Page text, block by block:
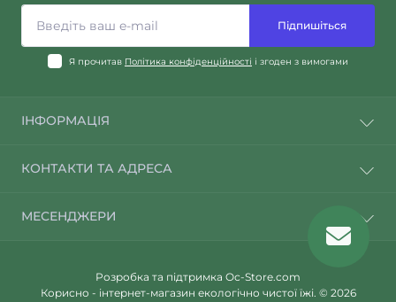
Підпишіться
Я прочитав Політика конфіденційності і згоден з вимогами
ІНФОРМАЦІЯ
Трошки про нас
Політика конфіденційності
Карта сайту
КОНТАКТИ ТА АДРЕСА
область, 33000, вул. 16 Липня 57
Пн-Пт З 10-19 Години
МЕСЕНДЖЕРИ
Розробка та підтримка Oс-Store.com
Корисно - інтернет-магазин екологічно чистої їжі. © 2026